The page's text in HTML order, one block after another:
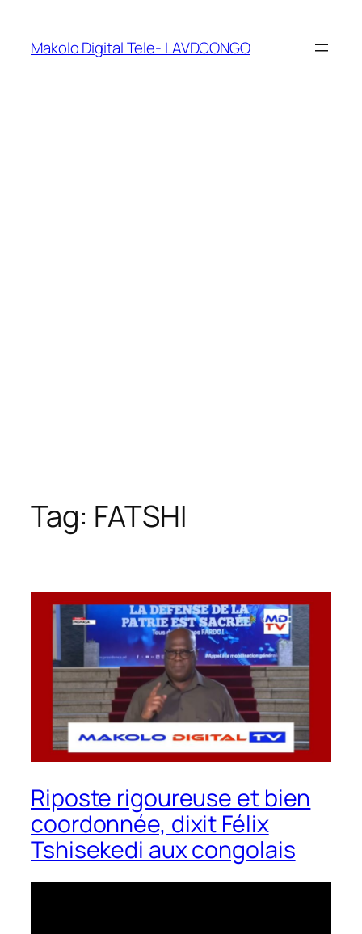
Makolo Digital Tele- LAVDCONGO
Tag: FATSHI
Riposte rigoureuse et bien
coordonnée, dixit Félix
Tshisekedi aux congolais